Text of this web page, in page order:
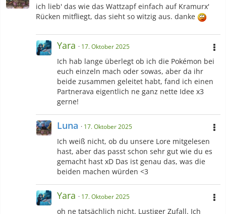
Facebook Mirisu
Fanfiktion.de
MyAnimeList MizukiSarion
Instagram Mirisu
Starterpokémon-Rangfolge nach Typ
Lieblingscharaktere Boys:
ich lieb' das wie das Wattzapf einfach auf Kramurx'
Rücken mitfliegt, das sieht so witzig aus. danke
Yara 17. Oktober 2025
Ich hab lange überlegt ob ich die Pokémon bei
euch einzeln mach oder sowas, aber da ihr
beide zusammen geleitet habt, fand ich einen
Partnerava eigentlich ne ganz nette Idee x3
gerne!
Luna 17. Oktober 2025
Ich weiß nicht, ob du unsere Lore mitgelesen
hast, aber das passt schon sehr gut wie du es
gemacht hast xD Das ist genau das, was die
beiden machen würden <3
Yara 17. Oktober 2025
oh ne tatsächlich nicht. Lustiger Zufall. Ich